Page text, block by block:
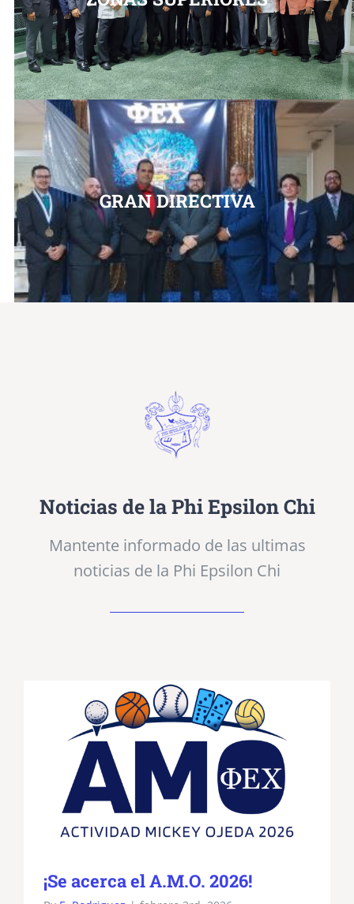
GRAN DIRECTIVA
Noticias de la Phi Epsilon Chi
Mantente informado de las ultimas
noticias de la Phi Epsilon Chi
¡Se acerca el A.M.O. 2026!